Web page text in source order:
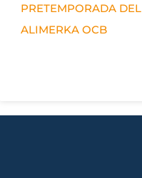
PRETEMPORADA DEL
ALIMERKA OCB